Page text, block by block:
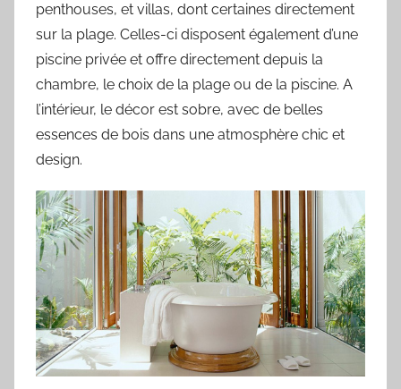
penthouses, et villas, dont certaines directement
sur la plage. Celles-ci disposent également d’une
piscine privée et offre directement depuis la
chambre, le choix de la plage ou de la piscine. A
l’intérieur, le décor est sobre, avec de belles
essences de bois dans une atmosphère chic et
design.